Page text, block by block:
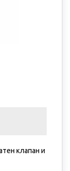
клапан и